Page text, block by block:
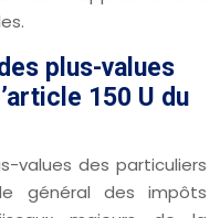
plus-values
150 U du
values des particuliers
général des impôts